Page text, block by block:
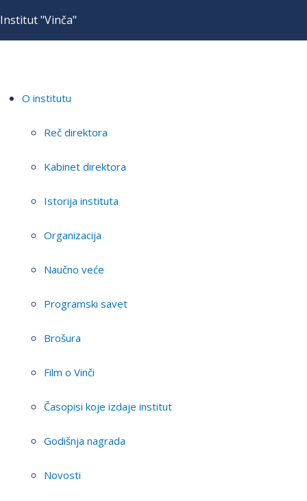
Institut "Vinča"
O institutu
Reč direktora
Kabinet direktora
Istorija instituta
Organizacija
Naučno veće
Programski savet
Brošura
Film o Vinči
Časopisi koje izdaje institut
Godišnja nagrada
Novosti